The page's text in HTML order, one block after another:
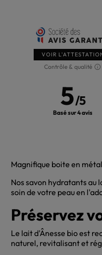
VOIR
Contrôle & qualité
5 /5
Basé sur 4 avis
Elisabeth B.
Publié le 6/6/25, 9:09 PM (Date de
Magnifique boite en
Nos savon hydratants au
soin de votre peau en
Préservez
Le lait d'Ânesse bio est
naturel, revitalisant et